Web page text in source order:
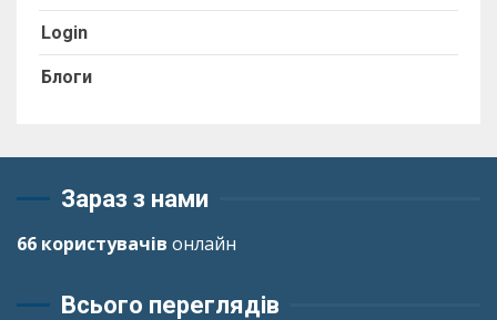
Login
Блоги
Зараз з нами
66 користувачів онлайн
Всього переглядів